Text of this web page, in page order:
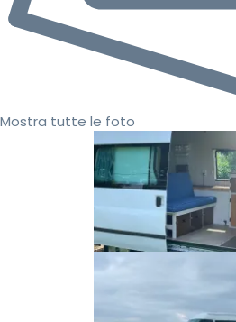
Mostra tutte le foto